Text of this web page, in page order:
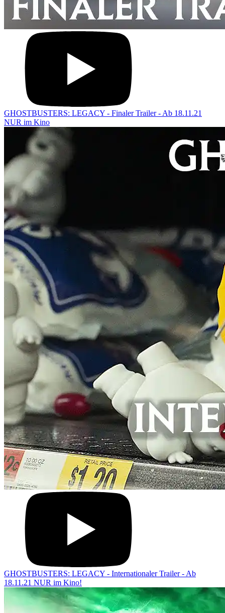
GHOSTBUSTERS: LEGACY - Finaler Trailer - Ab 18.11.21
NUR im Kino
GHOSTBUSTERS: LEGACY - Internationaler Trailer - Ab
18.11.21 NUR im Kino!